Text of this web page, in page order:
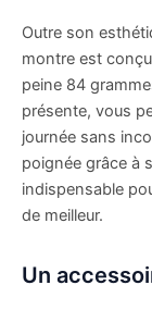
Outre son
montre est
peine 84
présente, vous
journée sans
poignée grâce à
indispensable
de meilleur.
Un